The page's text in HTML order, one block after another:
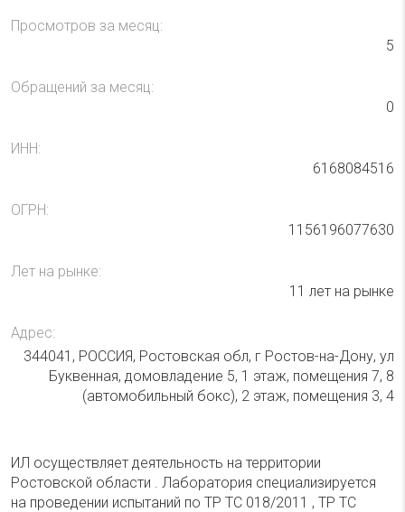
Просмотров за месяц:
5
Обращений за месяц:
0
ИНН:
6168084516
ОГРН:
1156196077630
Лет на рынке:
11 лет на рынке
Адрес:
344041, РОССИЯ, Ростовская обл, г Ростов-на-Дону, ул
Буквенная, домовладение 5, 1 этаж, помещения 7, 8
(автомобильный бокс), 2 этаж, помещения 3, 4
ИЛ осуществляет деятельность на территории
Ростовской области . Лаборатория специализируется
на проведении испытаний по ТР ТС 018/2011 , ТР ТС